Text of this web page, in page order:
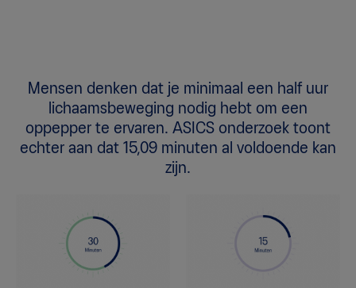
Mensen denken dat je minimaal een half uur
lichaamsbeweging nodig hebt om een
oppepper te ervaren. ASICS onderzoek toont
echter aan dat 15,09 minuten al voldoende kan
zijn.